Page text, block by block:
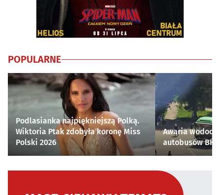
POPULARNE
Podlasianka najpiękniejszą Polką.
Wiktoria Ptak zdobyła koronę Miss
Polski 2026
Awaria
autobusów